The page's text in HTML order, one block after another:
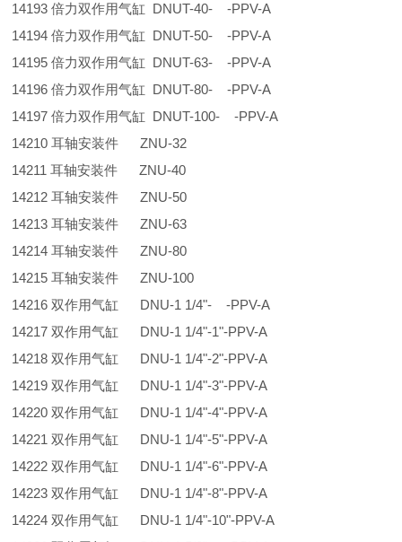
14193 倍力双作用气缸 DNUT-40- -PPV-A
14194 倍力双作用气缸 DNUT-50- -PPV-A
14195 倍力双作用气缸 DNUT-63- -PPV-A
14196 倍力双作用气缸 DNUT-80- -PPV-A
14197 倍力双作用气缸 DNUT-100- -PPV-A
14210 耳轴安装件 ZNU-32
14211 耳轴安装件 ZNU-40
14212 耳轴安装件 ZNU-50
14213 耳轴安装件 ZNU-63
14214 耳轴安装件 ZNU-80
14215 耳轴安装件 ZNU-100
14216 双作用气缸 DNU-1 1/4"- -PPV-A
14217 双作用气缸 DNU-1 1/4"-1"-PPV-A
14218 双作用气缸 DNU-1 1/4"-2"-PPV-A
14219 双作用气缸 DNU-1 1/4"-3"-PPV-A
14220 双作用气缸 DNU-1 1/4"-4"-PPV-A
14221 双作用气缸 DNU-1 1/4"-5"-PPV-A
14222 双作用气缸 DNU-1 1/4"-6"-PPV-A
14223 双作用气缸 DNU-1 1/4"-8"-PPV-A
14224 双作用气缸 DNU-1 1/4"-10"-PPV-A